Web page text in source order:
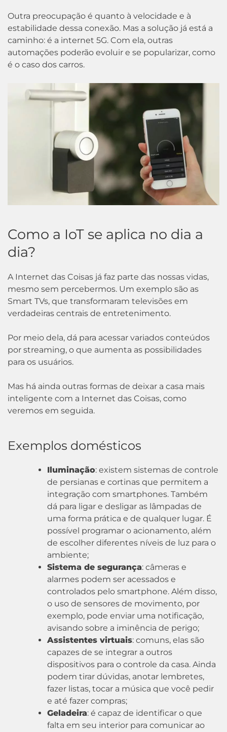
Outra preocupação é quanto à velocidade e à
estabilidade dessa conexão. Mas a solução já está a
caminho: é a internet 5G. Com ela, outras
automações poderão evoluir e se popularizar, como
é o caso dos carros.
Como a IoT se aplica no dia a
dia?
A Internet das Coisas já faz parte das nossas vidas,
mesmo sem percebermos. Um exemplo são as
Smart TVs, que transformaram televisões em
verdadeiras centrais de entretenimento.
Por meio dela, dá para acessar variados conteúdos
por streaming, o que aumenta as possibilidades
para os usuários.
Mas há ainda outras formas de deixar a casa mais
inteligente com a Internet das Coisas, como
veremos em seguida.
Exemplos domésticos
Iluminação: existem sistemas de controle
de persianas e cortinas que permitem a
integração com smartphones. Também
dá para ligar e desligar as lâmpadas de
uma forma prática e de qualquer lugar. É
possível programar o acionamento, além
de escolher diferentes níveis de luz para o
ambiente;
Sistema de segurança: câmeras e
alarmes podem ser acessados e
controlados pelo smartphone. Além disso,
o uso de sensores de movimento, por
exemplo, pode enviar uma notificação,
avisando sobre a iminência de perigo;
Assistentes virtuais: comuns, elas são
capazes de se integrar a outros
dispositivos para o controle da casa. Ainda
podem tirar dúvidas, anotar lembretes,
fazer listas, tocar a música que você pedir
e até fazer compras;
Geladeira: é capaz de identificar o que
falta em seu interior para comunicar ao